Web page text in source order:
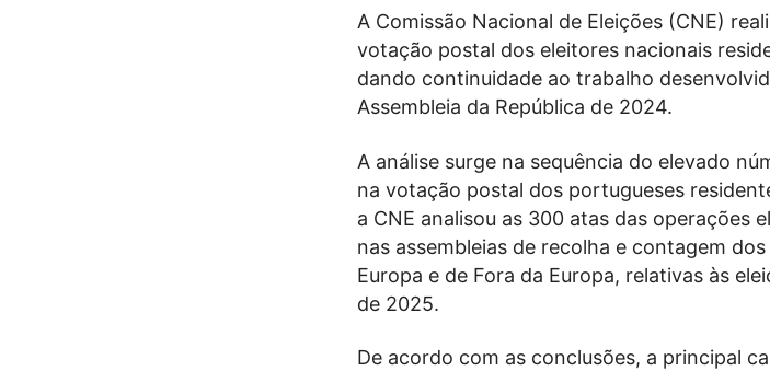
A Comissão Nacional de Eleições (CNE)
votação postal dos eleitores nacionais
dando continuidade ao trabalho
Assembleia da República de 2024.
A análise surge na sequência do elevado
na votação postal dos portugueses
a CNE analisou as 300 atas das operações
nas assembleias de recolha e contagem
Europa e de Fora da Europa, relativas às
de 2025.
De acordo com as conclusões, a principal